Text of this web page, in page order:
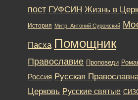
пост ГУФСИН Жизнь в
История Митр. Антоний Сурожский
Пасха Помощник
Православие Проповеди
Россия Русская
Церковь Русские святые